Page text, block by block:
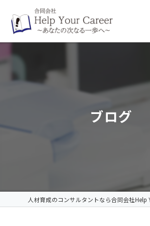
ブログ
人材育成のコンサルタントなら合同会社Help